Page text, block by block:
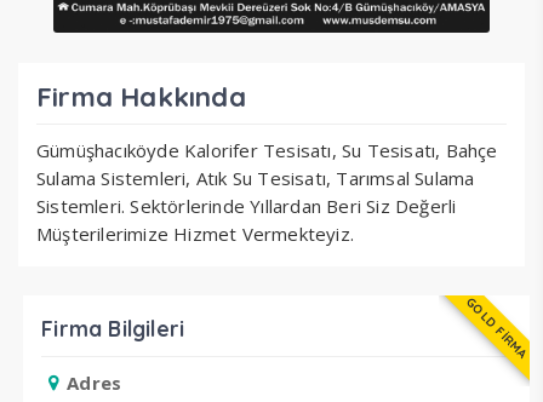
Firma Hakkında
Gümüşhacıköyde Kalorifer Tesisatı, Su Tesisatı, Bahçe
Sulama Sistemleri, Atık Su Tesisatı, Tarımsal Sulama
Sistemleri. Sektörlerinde Yıllardan Beri Siz Değerli
Müşterilerimize Hizmet Vermekteyiz.
GOLD FİRMA
Firma Bilgileri
Adres